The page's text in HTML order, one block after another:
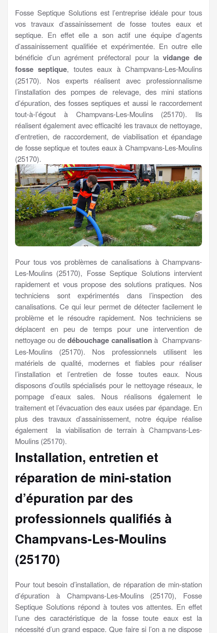
Fosse Septique Solutions est l’entreprise idéale pour tous
vos travaux d’assainissement de fosse toutes eaux et
septique. En effet elle a son actif une équipe d’agents
d’assainissement qualifiée et expérimentée. En outre elle
bénéficie d’un agrément préfectoral pour lavidange de
fosse septique, toutes eaux à Champvans-Les-Moulins
(25170). Nos experts réalisent avec professionnalisme
l’installation des pompes de relevage, des mini stations
d’épuration, des fosses septiques et aussi le raccordement
tout-à-l’égout à Champvans-Les-Moulins (25170). Ils
réalisent également avec efficacité les travaux de nettoyage,
d’entretien, de raccordement, de viabilisation et épandage
de fosse septique et toutes eaux à Champvans-Les-Moulins
(25170).
Pour tous vos problèmes de canalisations à Champvans-
Les-Moulins (25170), Fosse Septique Solutions intervient
rapidement et vous propose des solutions pratiques. Nos
techniciens sont expérimentés dans l’inspection des
canalisations. Ce qui leur permet de détecter facilement le
problème et le résoudre rapidement. Nos techniciens se
déplacent en peu de temps pour une intervention de
nettoyage ou dedébouchage canalisationà Champvans-
Les-Moulins (25170). Nos professionnels utilisent les
matériels de qualité, modernes et fiables pour réaliser
l’installation et l’entretien de fosse toutes eaux. Nous
disposons d’outils spécialisés pour le nettoyage réseaux, le
pompage d’eaux sales. Nous réalisons également le
traitement et l’évacuation des eaux usées par épandage. En
plus des travaux d’assainissement, notre équipe réalise
également la viabilisation de terrain à Champvans-Les-
Moulins (25170).
Installation, entretien et
réparation de mini-station
d’épuration par des
professionnels qualifiés à
Champvans-Les-Moulins
(25170)
Pour tout besoin d’installation, de réparation de min-station
d’épuration à Champvans-Les-Moulins (25170), Fosse
Septique Solutions répond à toutes vos attentes. En effet
l’une des caractéristique de la fosse toute eaux est la
nécessité d’un grand espace. Que faire si l’on a ne dispose